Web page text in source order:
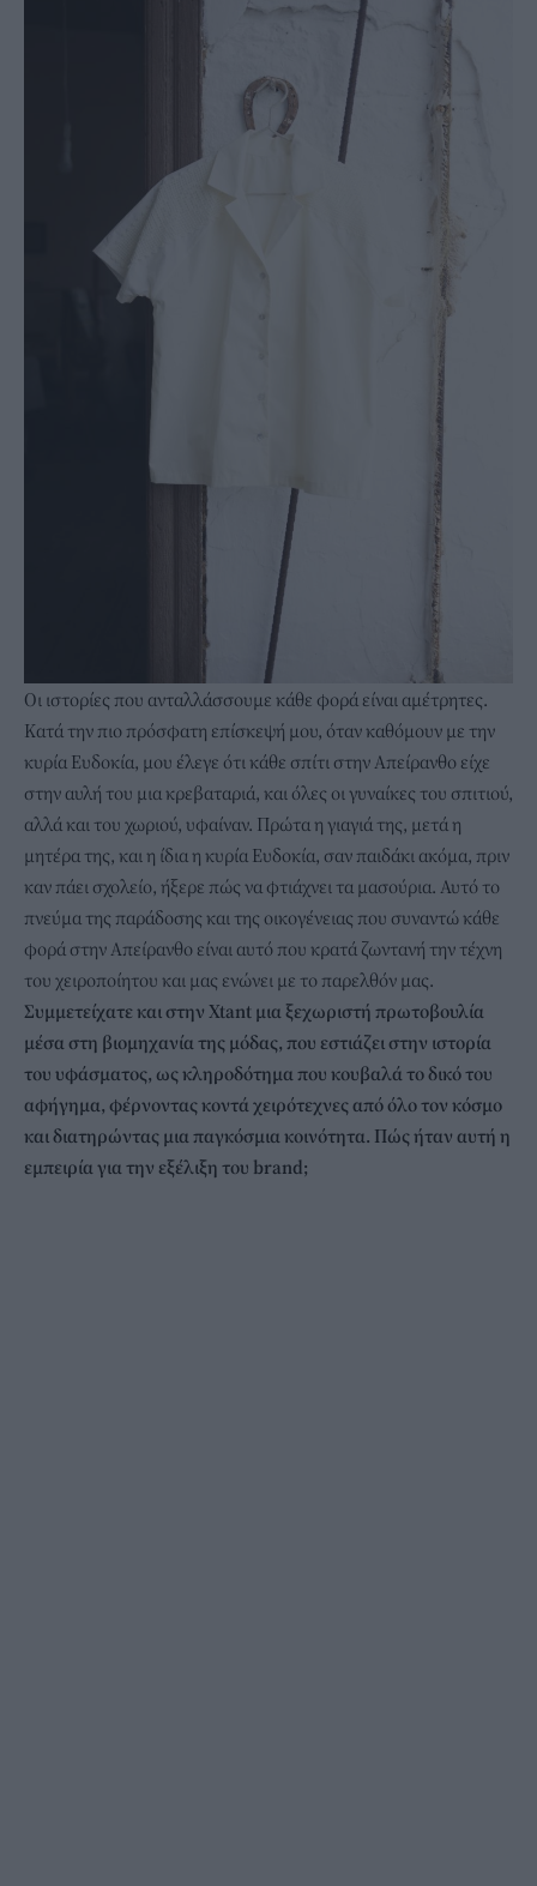
Οι ιστορίες που ανταλλάσσουμε κάθε φορά είναι αμέτρητες.
Κατά την πιο πρόσφατη επίσκεψή μου, όταν καθόμουν με την
κυρία Ευδοκία, μου έλεγε ότι κάθε σπίτι στην Απείρανθο είχε
στην αυλή του μια κρεβαταριά, και όλες οι γυναίκες του σπιτιού,
αλλά και του χωριού, υφαίναν. Πρώτα η γιαγιά της, μετά η
μητέρα της, και η ίδια η κυρία Ευδοκία, σαν παιδάκι ακόμα, πριν
καν πάει σχολείο, ήξερε πώς να φτιάχνει τα μασούρια. Αυτό το
πνεύμα της παράδοσης και της οικογένειας που συναντώ κάθε
φορά στην Απείρανθο είναι αυτό που κρατά ζωντανή την τέχνη
του χειροποίητου και μας ενώνει με το παρελθόν μας.
Συμμετείχατε και στην Xtant μια ξεχωριστή πρωτοβουλία
μέσα στη βιομηχανία της μόδας, που εστιάζει στην ιστορία
του υφάσματος, ως κληροδότημα που κουβαλά το δικό του
αφήγημα, φέρνοντας κοντά χειρότεχνες από όλο τον κόσμο
και διατηρώντας μια παγκόσμια κοινότητα. Πώς ήταν αυτή η
εμπειρία για την εξέλιξη του brand;